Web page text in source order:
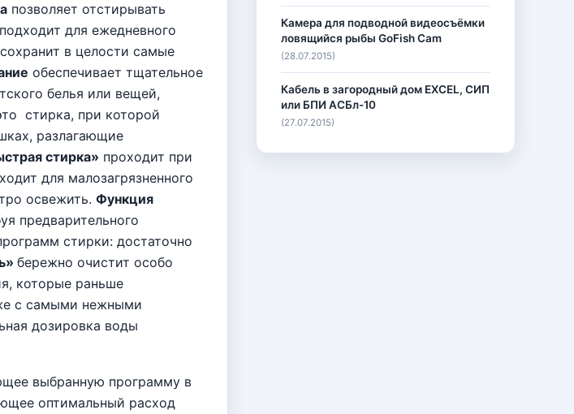
позволяет отстирывать
для ежедневного
в целости самые
обеспечивает тщательное
белья или вещей,
стирка, при которой
разлагающие
стирка» проходит при
для малозагрязненного
освежить. Функция
предварительного
стирки: достаточно
бережно очистит особо
которые раньше
с самыми нежными
дозировка воды
выбранную программу в
оптимальный расход
Камера для подводной видеосъёмки
ловящийся рыбы GoFish Cam
(28.07.2015)
Кабель в загородный дом EXCEL, СИП
или БПИ АСБл-10
(27.07.2015)